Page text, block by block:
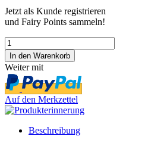
Jetzt als Kunde registrieren
und Fairy Points sammeln!
Weiter mit
Auf den Merkzettel
Beschreibung